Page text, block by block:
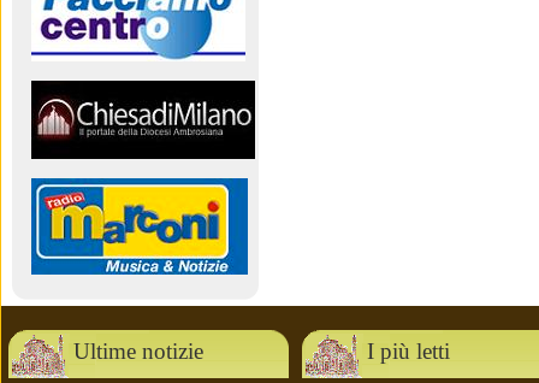
Ultime notizie I più letti